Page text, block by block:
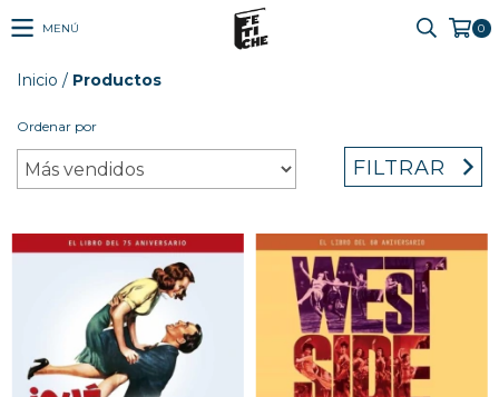
MENÚ 0
Inicio / Productos
Ordenar por
FILTRAR